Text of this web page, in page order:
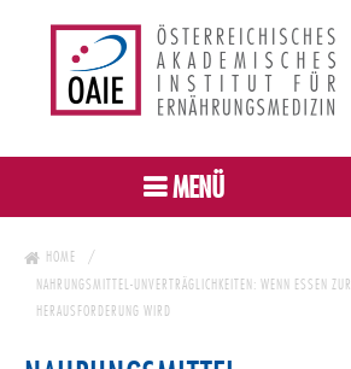
MENÜ
HOME
NAHRUNGSMITTEL-UNVERTRÄGLICHKEITEN: WENN ESSEN ZUR
HERAUSFORDERUNG WIRD